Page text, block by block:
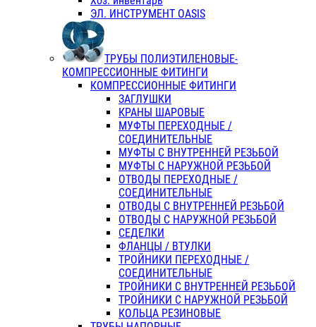
ЭЛ. ИНСТРУМЕНТ OASIS
ТРУБЫ ПОЛИЭТИЛЕНОВЫЕ-
КОМПРЕССИОННЫЕ ФИТИНГИ
КОМПРЕССИОННЫЕ ФИТИНГИ
ЗАГЛУШКИ
КРАНЫ ШАРОВЫЕ
МУФТЫ ПЕРЕХОДНЫЕ /
СОЕДИНИТЕЛЬНЫЕ
МУФТЫ С ВНУТРЕННЕЙ РЕЗЬБОЙ
МУФТЫ С НАРУЖНОЙ РЕЗЬБОЙ
ОТВОДЫ ПЕРЕХОДНЫЕ /
СОЕДИНИТЕЛЬНЫЕ
ОТВОДЫ С ВНУТРЕННЕЙ РЕЗЬБОЙ
ОТВОДЫ С НАРУЖНОЙ РЕЗЬБОЙ
СЕДЕЛКИ
ФЛАНЦЫ / ВТУЛКИ
ТРОЙНИКИ ПЕРЕХОДНЫЕ /
СОЕДИНИТЕЛЬНЫЕ
ТРОЙНИКИ С ВНУТРЕННЕЙ РЕЗЬБОЙ
ТРОЙНИКИ С НАРУЖНОЙ РЕЗЬБОЙ
КОЛЬЦА РЕЗИНОВЫЕ